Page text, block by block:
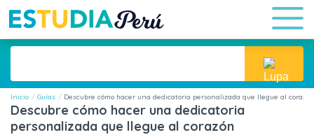
Inicio Guías Descubre cómo hacer una dedicatoria personalizada que llegue al corazón
Descubre cómo hacer una dedicatoria
personalizada que llegue al corazón